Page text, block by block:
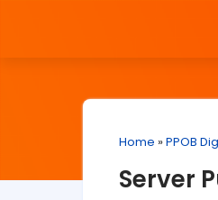
Home »PPOB
Server